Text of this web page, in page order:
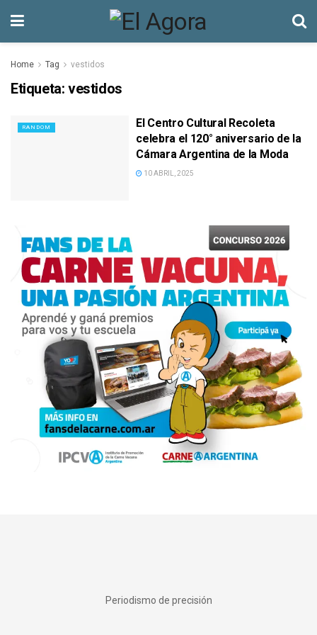
Home Tag vestidos
Etiqueta: vestidos
RANDOM
El Centro Cultural Recoleta
celebra el 120° aniversario de la
Cámara Argentina de la Moda
10 ABRIL, 2025
Periodismo de precisión